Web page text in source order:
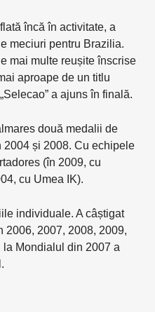
încă în activitate, a
meciuri pentru Brazilia.
mai multe reușite înscrise
aproape de un titlu
a ajuns în finală.
două medalii de
și 2008. Cu echipele
(în 2009, cu
cu Umea IK).
individuale. A câștigat
2006, 2007, 2008, 2009,
Mondialul din 2007 a